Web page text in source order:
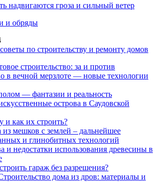
надвигаются гроза и сильный ветер
и обряды
по строительству и ремонту домов
строительство: за и против
в вечной мерзлоте — новые технологии
— фантазии и реальность
острова в Саудовской
и как их строить?
мешков с землей – дальнейшее
и глинобитных технологий
и недостатки использования древесины в
гараж без разрешения?
дома из дров: материалы и